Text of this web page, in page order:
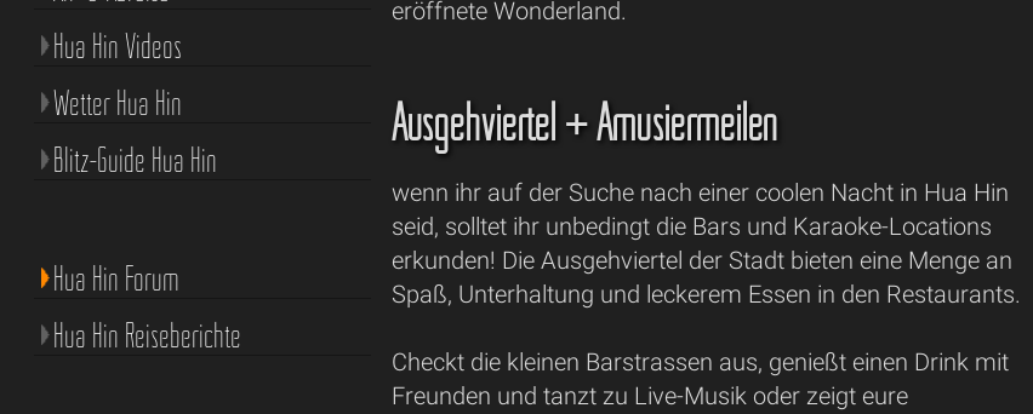
eröffnete Wonderland.
Ausgehviertel + Amüsiermeilen
wenn ihr auf der Suche nach einer coolen Nacht in Hua Hin
seid, solltet ihr unbedingt die Bars und Karaoke-Locations
erkunden! Die Ausgehviertel der Stadt bieten eine Menge an
Spaß, Unterhaltung und leckerem Essen in den Restaurants.
Checkt die kleinen Barstrassen aus, genießt einen Drink mit
Freunden und tanzt zu Live-Musik oder zeigt eure
Hua Hin Videos
Wetter Hua Hin
Blitz-Guide Hua Hin
Hua Hin Forum
Hua Hin Reiseberichte